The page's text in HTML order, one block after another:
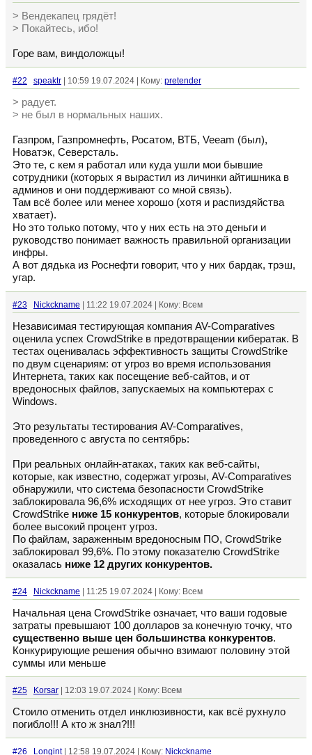
> Вендекапец грядёт!
> Покайтесь, ибо!
Горе вам, виндоложцы!
#22 speaktr | 10:59 19.07.2024 | Кому: pretender
> радует.
> не был в нормальных наших.
Газпром, Газпромнефть, Росатом, ВТБ, Veeam (был),
Новатэк, Северсталь.
Это те, с кем я работал или куда ушли мои бывшие
сотрудники (которых я вырастил из личинки айтишника в
админов и они поддерживают со мной связь).
Там всё более или менее хорошо (хотя и распиздяйства
хватает).
Но это только потому, что у них есть на это деньги и
руководство понимает важность правильной организации
инфры.
А вот дядька из Роснефти говорит, что у них бардак, трэш,
угар.
#23 Nickckname | 11:22 19.07.2024 | Кому: Всем
Независимая тестирующая компания AV-Comparatives
оценила успех CrowdStrike в предотвращении кибератак. В
тестах оценивалась эффективность защиты CrowdStrike
по двум сценариям: от угроз во время использования
Интернета, таких как посещение веб-сайтов, и от
вредоносных файлов, запускаемых на компьютерах с
Windows.
Это результаты тестирования AV-Comparatives,
проведенного с августа по сентябрь:
При реальных онлайн-атаках, таких как веб-сайты,
которые, как известно, содержат угрозы, AV-Comparatives
обнаружили, что система безопасности CrowdStrike
заблокировала 96,6% исходящих от нее угроз. Это ставит
CrowdStrike ниже 15 конкурентов, которые блокировали
более высокий процент угроз.
По файлам, зараженным вредоносным ПО, CrowdStrike
заблокировал 99,6%. По этому показателю CrowdStrike
оказалась ниже 12 других конкурентов.
#24 Nickckname | 11:25 19.07.2024 | Кому: Всем
Начальная цена CrowdStrike означает, что ваши годовые
затраты превышают 100 долларов за конечную точку, что
существенно выше цен большинства конкурентов.
Конкурирующие решения обычно взимают половину этой
суммы или меньше
#25 Korsar | 12:03 19.07.2024 | Кому: Всем
Стоило отменить отдел инклюзивности, как всё рухнуло
погибло!!! А кто ж знал?!!!
#26 Longint| 12:58 19.07.2024 | Кому: Nickckname